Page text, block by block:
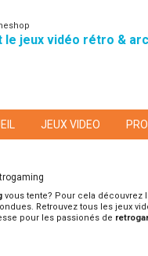
le jeux vidéo rétro &
JEUX VIDEO
vous tente? Pour cela découvrez
Retrouvez tous les jeux
pour les passionés de